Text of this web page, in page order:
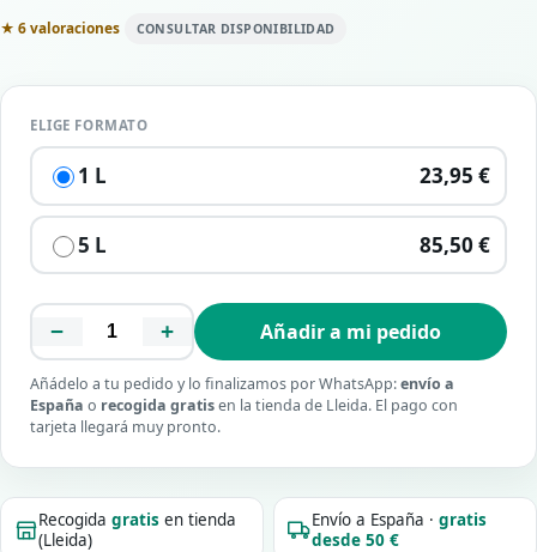
★ 6 valoraciones CONSULTAR DISPONIBILIDAD
ELIGE FORMATO
1 L 23,95 €
5 L 85,50 €
− + Añadir a mi pedido
Añádelo a tu pedido y lo finalizamos por WhatsApp:envío a
España o recogida gratisen la tienda de Lleida. El pago con
tarjeta llegará muy pronto.
Recogidagratis en tienda
(Lleida)
Envío a España ·gratis
desde 50 €